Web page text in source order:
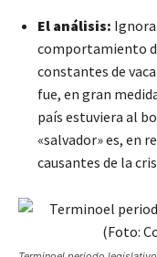
El análisis:
comportamiento
constantes de
fue, en gran
país estuviera al
«salvador» es, en
causantes de la